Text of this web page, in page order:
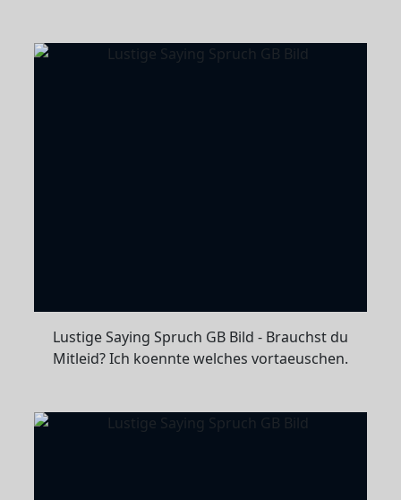
Lustige Saying Spruch GB Bild - Brauchst du
Mitleid? Ich koennte welches vortaeuschen.